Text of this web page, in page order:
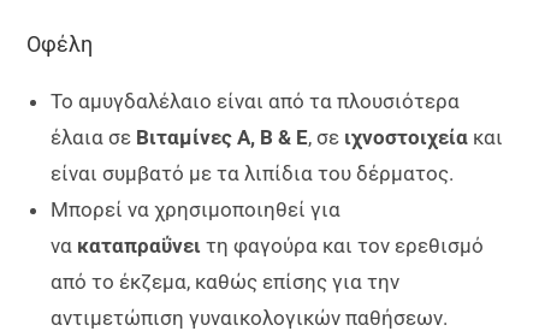
Οφέλη
Το αμυγδαλέλαιο είναι από τα πλουσιότερα
έλαια σε Βιταμίνες A, B & E, σε ιχνοστοιχεία και
είναι συμβατό με τα λιπίδια του δέρματος.
Μπορεί να χρησιμοποιηθεί για
να καταπραΰνει τη φαγούρα και τον ερεθισμό
από το έκζεμα, καθώς επίσης για την
αντιμετώπιση γυναικολογικών παθήσεων.